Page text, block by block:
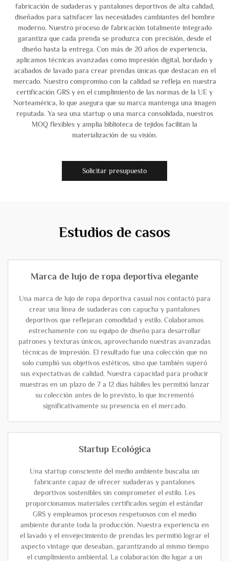
fabricación de sudaderas y pantalones deportivos de alta calidad,
diseñados para satisfacer las necesidades cambiantes del hombre
moderno. Nuestro proceso de fabricación totalmente integrado
garantiza que cada prenda se produzca con precisión, desde el
diseño hasta la entrega. Con más de 20 años de experiencia,
aplicamos técnicas avanzadas como impresión digital, bordado y
acabados de lavado para crear prendas únicas que destacan en el
mercado. Nuestro compromiso con la calidad se refleja en nuestra
certificación GRS y en el cumplimiento de las normas de la UE y
Norteamérica, lo que asegura que su marca mantenga una imagen
reputada. Ya sea una startup o una marca consolidada, nuestros
MOQ flexibles y amplia biblioteca de tejidos facilitan la
materialización de su visión.
Solicitar presupuesto
Estudios de casos
Marca de lujo de ropa deportiva elegante
Una marca de lujo de ropa deportiva casual nos contactó para
crear una línea de sudaderas con capucha y pantalones
deportivos que reflejaran comodidad y estilo. Colaboramos
estrechamente con su equipo de diseño para desarrollar
patrones y texturas únicos, aprovechando nuestras avanzadas
técnicas de impresión. El resultado fue una colección que no
solo cumplió sus objetivos estéticos, sino que también superó
sus expectativas de calidad. Nuestra capacidad para producir
muestras en un plazo de 7 a 12 días hábiles les permitió lanzar
su colección antes de lo previsto, lo que incrementó
significativamente su presencia en el mercado.
Startup Ecológica
Una startup consciente del medio ambiente buscaba un
fabricante capaz de ofrecer sudaderas y pantalones
deportivos sostenibles sin comprometer el estilo. Les
proporcionamos materiales certificados según el estándar
GRS y empleamos procesos respetuosos con el medio
ambiente durante toda la producción. Nuestra experiencia en
el lavado y el envejecimiento de prendas les permitió lograr el
aspecto vintage que deseaban, garantizando al mismo tiempo
el cumplimiento ambiental. La colaboración dio lugar a un